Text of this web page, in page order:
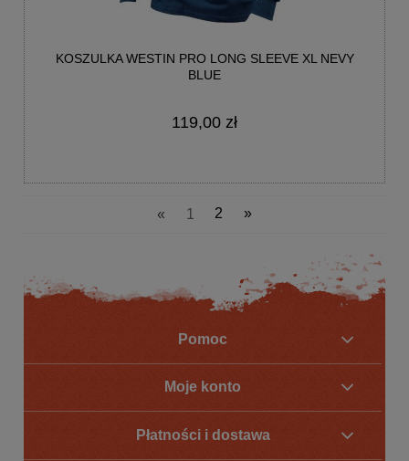
KOSZULKA WESTIN PRO LONG SLEEVE XL NEVY
BLUE
119,00 zł
« 1 2 »
Pomoc
Moje konto
Płatności i dostawa